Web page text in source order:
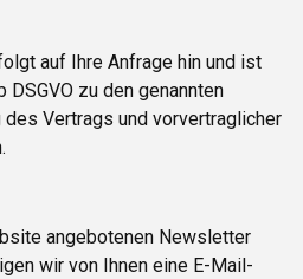
auf Ihre Anfrage hin und ist
DSGVO zu den genannten
Vertrags und vorvertraglicher
angebotenen Newsletter
wir von Ihnen eine E-Mail-